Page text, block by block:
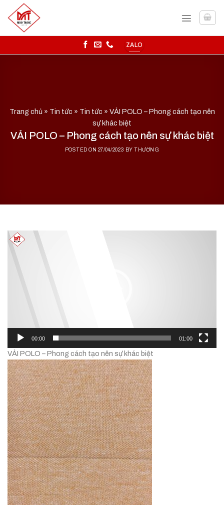
content
ZALO
Trang chủ» Tin tức » Tin tức » VẢI POLO – Phong cách tạo nên
sự khác biệt
VẢI POLO – Phong cách tạo nên sự khác biệt
POSTED ON 27/04/2023 BYTHƯỜNG
Trình
chơi
00:00 01:00
VẢI POLO – Phong cách tạo nên sự khác biệt